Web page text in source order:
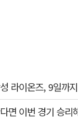
면 이번 경기 승리